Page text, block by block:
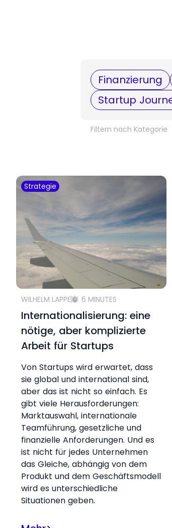
Finanzierung
Startup
Filtern nach Kategorie
Strategie
WILHELM LAPPE 6 MINUTES
Internationalisierung: eine
nötige, aber komplizierte
Arbeit für Startups
Von Startups wird erwartet, dass
sie global und international sind,
aber das ist nicht so einfach. Es
gibt viele Herausforderungen:
Marktauswahl, internationale
Teamführung, gesetzliche und
finanzielle Anforderungen. Und es
ist nicht für jedes Unternehmen
das Gleiche, abhängig von dem
Produkt und dem Geschäftsmodell
wird es unterschiedliche
Situationen geben.